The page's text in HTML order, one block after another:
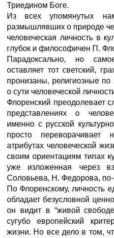
Триедином Боге.
Из всех упомянутых
размышлявших о природе
человеческая личность в
глубок и философичен П.
Парадоксально, но
оставляет тот светский,
пронизаны, религиозные по
о сути человеческой
Флоренский преодолевает
представлениях о
именно с русской
просто переворачивает
атрибутах человеческой
своим ориентациям типах
уже изложенная через
Соловьева, Н. Федорова, по-
По Флоренскому, личность
обладает безусловной
он видит в “живой
сугубо европейский
жизни. Но все дело в том,